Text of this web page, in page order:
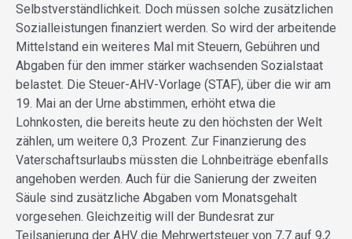
Selbstverständlichkeit. Doch müssen solche zusätzlichen
Sozialleistungen finanziert werden. So wird der arbeitende
Mittelstand ein weiteres Mal mit Steuern, Gebühren und
Abgaben für den immer stärker wachsenden Sozialstaat
belastet. Die Steuer-AHV-Vorlage (STAF), über die wir am
19. Mai an der Urne abstimmen, erhöht etwa die
Lohnkosten, die bereits heute zu den höchsten der Welt
zählen, um weitere 0,3 Prozent. Zur Finanzierung des
Vaterschaftsurlaubs müssten die Lohnbeiträge ebenfalls
angehoben werden. Auch für die Sanierung der zweiten
Säule sind zusätzliche Abgaben vom Monatsgehalt
vorgesehen. Gleichzeitig will der Bundesrat zur
Teilsanierung der AHV die Mehrwertsteuer von 7,7 auf 9,2